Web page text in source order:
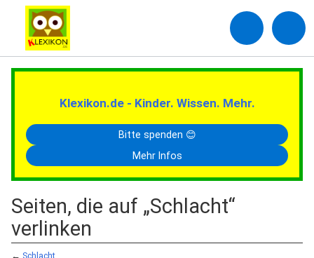
Klexikon.de - Kinder. Wissen. Mehr.
Bitte spenden 😊
Mehr Infos
Seiten, die auf „Schlacht“
verlinken
← Schlacht